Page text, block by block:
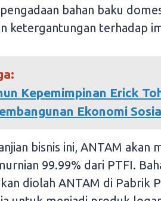
bahan baku
ketergantungan terhadap
Kepemimpinan Erick
Ekonomi
bisnis ini, ANTAM akan
99.99% dari PTFI.
diolah ANTAM di Pabrik